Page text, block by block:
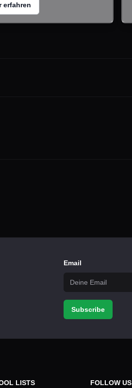
erfahren
Email
Subscribe
LISTS FOLLOW US